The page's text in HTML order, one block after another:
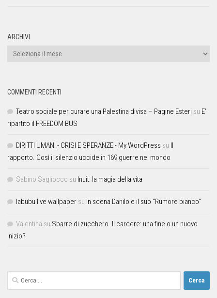
ARCHIVI
COMMENTI RECENTI
Teatro sociale per curare una Palestina divisa – Pagine Esteri su E’
ripartito il FREEDOM BUS
DIRITTI UMANI - CRISI E SPERANZE - My WordPress su Il
rapporto. Così il silenzio uccide in 169 guerre nel mondo
Sabino Sagliocco su Inuit: la magia della vita
labubu live wallpaper su In scena Danilo e il suo “Rumore bianco”
Valentina su Sbarre di zucchero. Il carcere: una fine o un nuovo
inizio?